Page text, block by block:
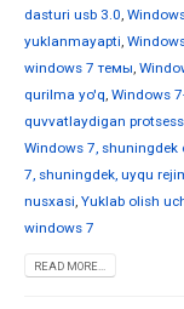
dasturi usb 3.0,
yuklanmayapti,
windows 7 темы,
qurilma yo'q, Windows
quvvatlaydigan
Windows 7, shuningdek
7, shuningdek, uyqu
nusxasi, Yuklab olish
windows 7
READ MORE...